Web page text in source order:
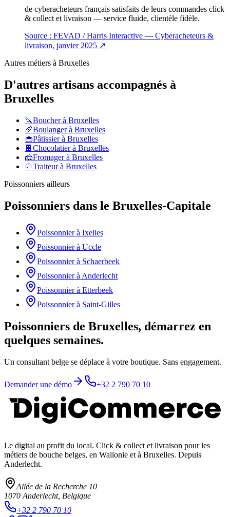
de cyberacheteurs français satisfaits de leurs commandes click
& collect et livraison — service fluide, clientèle fidèle.
Source : FEVAD / Harris Interactive — Cyberacheteurs &
livraison, janvier 2025 ↗
Autres métiers à Bruxelles
D'autres artisans accompagnés à
Bruxelles
🔪Boucherà Bruxelles
🥖Boulangerà Bruxelles
🧁Pâtissierà Bruxelles
🍫 Chocolatierà Bruxelles
🧀Fromagerà Bruxelles
🍲Traiteurà Bruxelles
Poissonniers ailleurs
Poissonniers dans le Bruxelles-Capitale
Poissonnierà Ixelles
Poissonnierà Uccle
Poissonnierà Schaerbeek
Poissonnierà Anderlecht
Poissonnierà Etterbeek
Poissonnierà Saint-Gilles
Poissonniers de Bruxelles, démarrez en
quelques semaines.
Un consultant belge se déplace à votre boutique. Sans engagement.
Demander une démo +32 2 790 70 10
Le digital au profit du local. Click & collect et livraison pour les
métiers de bouche belges, en Wallonie et à Bruxelles. Depuis
Anderlecht.
Allée de la Recherche 10
1070 Anderlecht, Belgique
+32 2 790 70 10